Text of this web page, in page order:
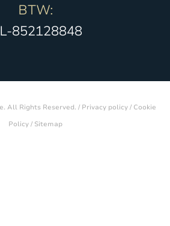
BTW:
852128848
All Rights Reserved. / Privacy policy/ Cookie
Policy / Sitemap